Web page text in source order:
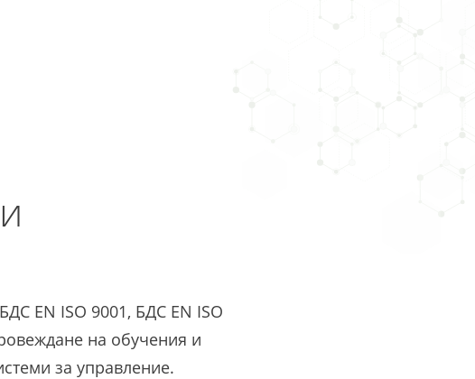
EN ISO 9001, БДС EN ISO
на обучения и
за управление.